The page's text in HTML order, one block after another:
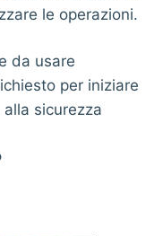
le operazioni.
da usare
per iniziare
sicurezza